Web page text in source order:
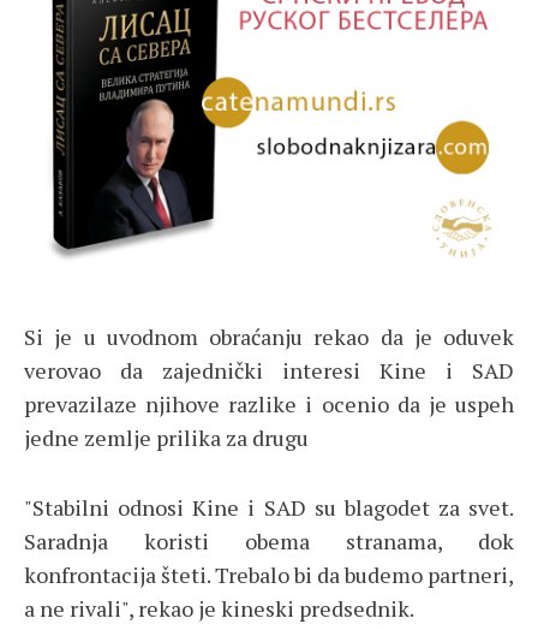
Si je u uvodnom obraćanju rekao da je oduvek
verovao da zajednički interesi Kine i SAD
prevazilaze njihove razlike i ocenio da je uspeh
jedne zemlje prilika za drugu
"Stabilni odnosi Kine i SAD su blagodet za svet.
Saradnja koristi obema stranama, dok
konfrontacija šteti. Trebalo bi da budemo partneri,
a ne rivali", rekao je kineski predsednik.